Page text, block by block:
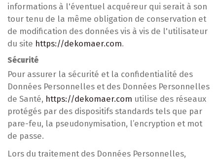
informations à l'éventuel acquéreur qui serait à son
tour tenu de la même obligation de conservation et
de modification des données vis à vis de l'utilisateur
du site https://dekomaer.com.
Sécurité
Pour assurer la sécurité et la confidentialité des
Données Personnelles et des Données Personnelles
de Santé, https://dekomaer.com utilise des réseaux
protégés par des dispositifs standards tels que par
pare-feu, la pseudonymisation, l’encryption et mot
de passe.
Lors du traitement des Données Personnelles,